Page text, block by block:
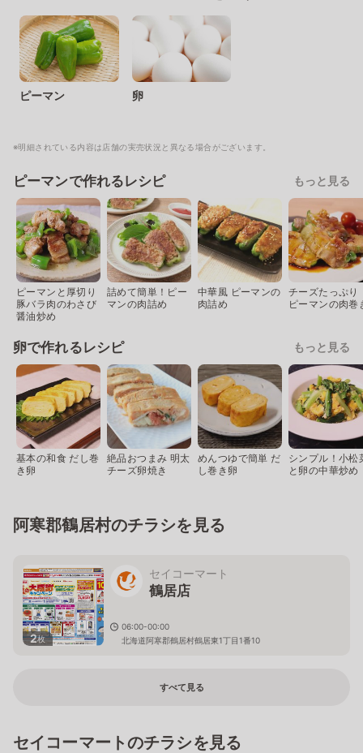
ピーマン 卵
※明細されている内容は店舗の実売状況と異なる場合がございます。
ピーマンで作れるレシピ もっと見る
ピーマンと厚切り
豚バラ肉のわさび
醤油炒め
詰めて簡単！ピー
マンの肉詰め
中華風 ピーマンの
肉詰め
チーズたっぷり
ピーマンの肉巻
卵で作れるレシピ もっと見る
基本の和食 だし巻
き卵
絶品おつまみ 明太
チーズ卵焼き
めんつゆで簡単 だ
し巻き卵
シンプル！小松
と卵の中華炒め
阿寒郡鶴居村のチラシを見る
2枚
セイコーマート
鶴居店
06:00-00:00
北海道阿寒郡鶴居村鶴居東1丁目1番10
すべて見る
セイコーマートのチラシを見る